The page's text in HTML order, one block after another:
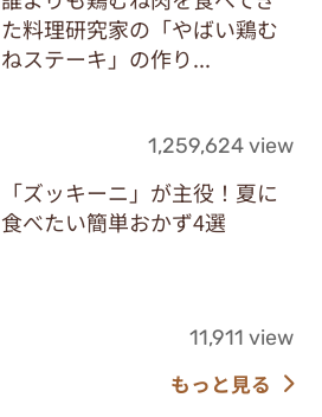
た料理研究家の「やばい鶏む
ねステーキ」の作り...
1,259,624 view
「ズッキーニ」が主役！夏に
食べたい簡単おかず4選
11,911 view
もっと見る